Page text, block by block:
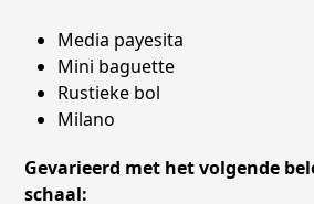
Media payesita
Mini baguette
Rustieke bol
Milano
Gevarieerd met het volgende
schaal: